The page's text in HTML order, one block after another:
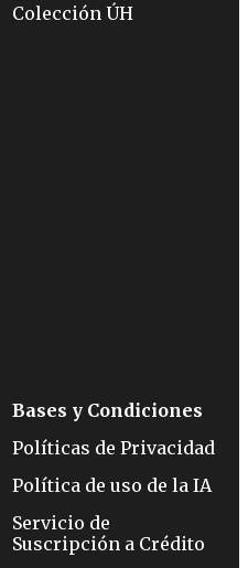
Colección ÚH
Bases y Condiciones
Políticas de Privacidad
Política de uso de la IA
Servicio de
Suscripción a Crédito